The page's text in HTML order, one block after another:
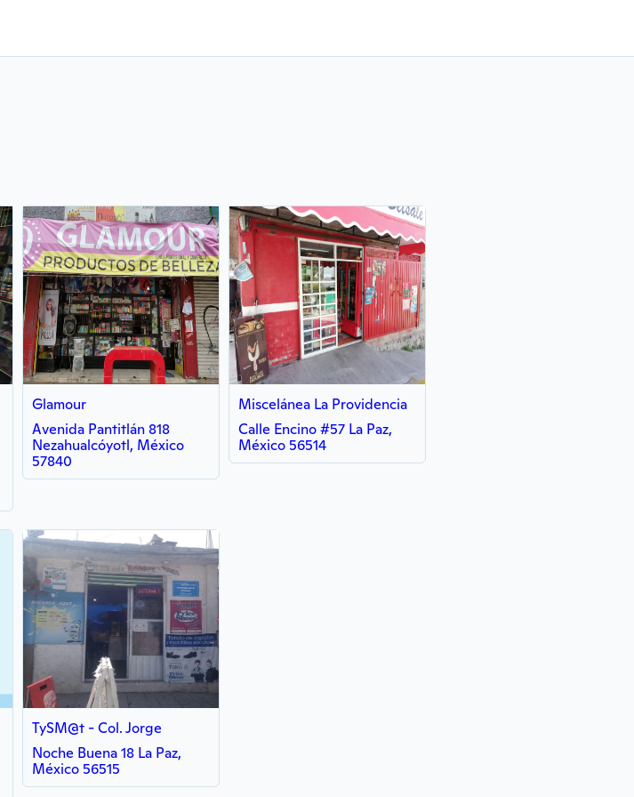
Glamour
Avenida Pantitlán 818
Nezahualcóyotl, México
57840
Miscelánea La Providencia
Calle Encino #57 La Paz,
México 56514
TySM@t - Col. Jorge
Noche Buena 18 La Paz,
México 56515